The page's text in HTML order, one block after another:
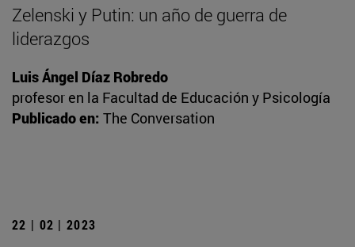
Zelenski y Putin: un año de guerra de
liderazgos
Luis Ángel Díaz Robredo
profesor en la Facultad de Educación y Psicología
Publicado en: The Conversation
22 | 02 | 2023